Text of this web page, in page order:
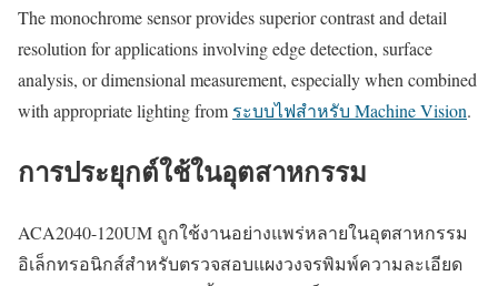
The monochrome sensor provides superior contrast and detail
resolution for applications involving edge detection, surface
analysis, or dimensional measurement, especially when combined
with appropriate lighting from ระบบไฟสำหรับ Machine Vision.
การประยุกต์ใช้ในอุตสาหกรรม
ACA2040-120UM ถูกใช้งานอย่างแพร่หลายในอุตสาหกรรม
อิเล็กทรอนิกส์สำหรับตรวจสอบแผงวงจรพิมพ์ความละเอียด